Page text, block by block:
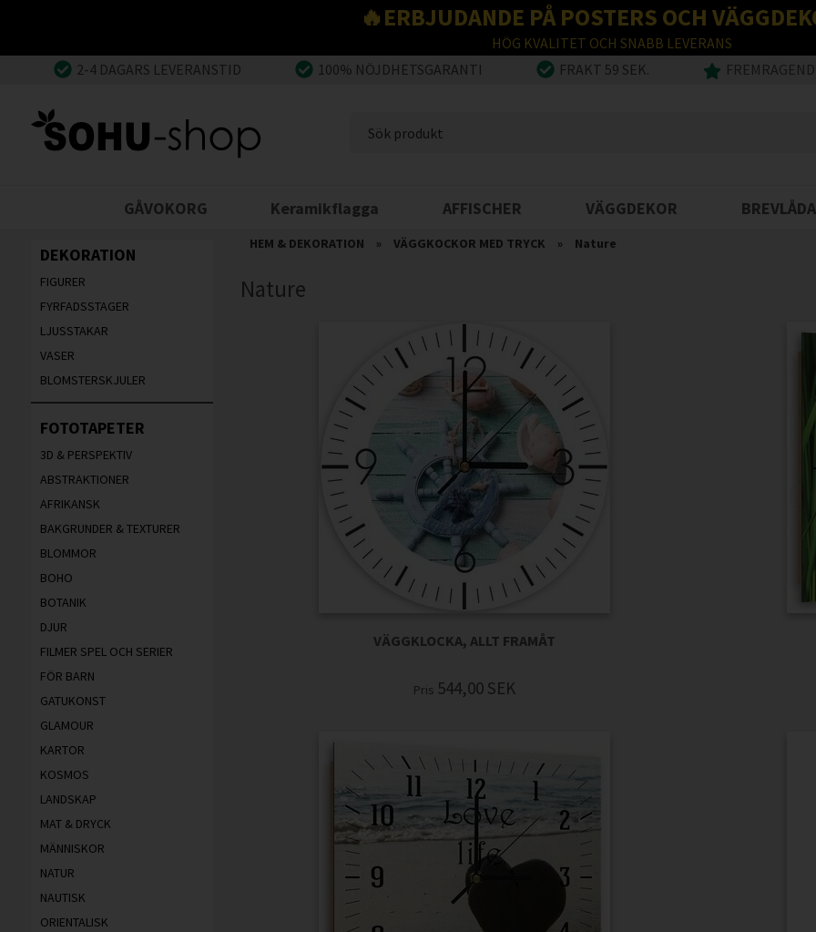
🔥ERBJUDANDE PÅ POSTERS OCH
HÖG KVALITET OCH SNABB LEVERANS
2-4 DAGARS LEVERANSTID
100% NÖJDHETSGARANTI FRAKT 59 SEK.
GÅVOKORG Keramikflagga AFFISCHER VÄGGDEKOR
DEKORATION
FIGURER
FYRFADSSTAGER
LJUSSTAKAR
VASER
BLOMSTERSKJULER
FOTOTAPETER
3D & PERSPEKTIV
ABSTRAKTIONER
AFRIKANSK
BAKGRUNDER & TEXTURER
BLOMMOR
BOHO
BOTANIK
DJUR
FILMER SPEL OCH SERIER
FÖR BARN
GATUKONST
GLAMOUR
KARTOR
KOSMOS
LANDSKAP
MAT & DRYCK
MÄNNISKOR
NATUR
NAUTISK
ORIENTALISK
HEM & DEKORATION » VÄGGKOCKOR MED TRYCK » Nature
Nature
VÄGGKLOCKA, ALLT FRAMÅT
Pris 544,00 SEK